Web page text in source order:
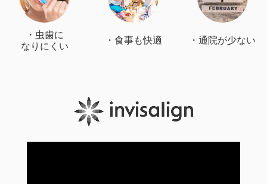
・虫歯に
なりにくい
・食事も快適 ・通院が少ない